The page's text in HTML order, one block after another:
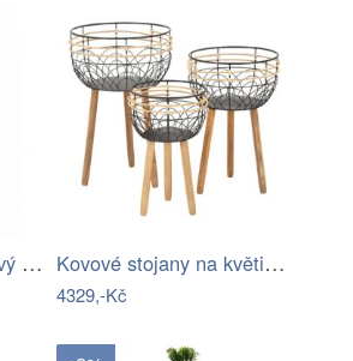
HowHomely Květinový stojan Edo 100 cm… Kovové stojany na květiny 3 ks Oporto –…
4329,-Kč